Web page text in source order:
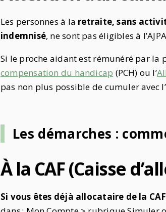
Les personnes à la retraite, sans
indemnisé, ne sont paséligibles à l’AJPA
Si le proche aidant est rémunéré par la
compensation du handicap (PCH) ou l’
pas non plus possible de cumuler avec
Les démarches :
À la CAF (Caisse
Si vous êtes déjà allocataire de la CAF